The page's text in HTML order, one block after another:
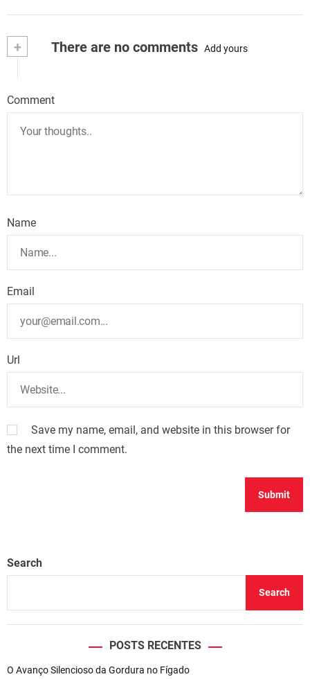
+ There are no comments Add yours
Comment
Name
Email
Url
Save my name, email, and website in this browser for
the next time I comment.
Search
Search
POSTS RECENTES
O Avanço Silencioso da Gordura no Fígado